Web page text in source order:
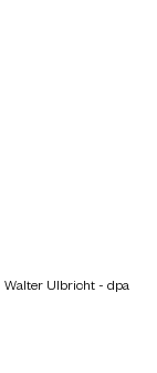
Walter Ulbricht - dpa